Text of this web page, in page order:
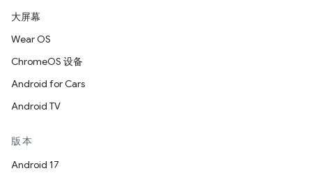
大屏幕
Wear OS
ChromeOS 设备
Android for Cars
Android TV
版本
Android 17